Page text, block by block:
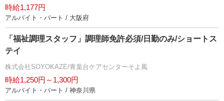
時給1,177円
アルバイト・パート / 大阪府
「福祉調理スタッフ」調理師免許必須/日勤のみ/ショートス
テイ
株式会社SOYOKAZE/青葉台ケアセンターそよ風
時給1,250円～1,300円
アルバイト・パート / 神奈川県